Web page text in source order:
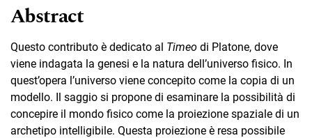
Abstract
Questo contributo è dedicato al Timeo di Platone, dove
viene indagata la genesi e la natura dell’universo fisico. In
quest’opera l’universo viene concepito come la copia di un
modello. Il saggio si propone di esaminare la possibilità di
concepire il mondo fisico come la proiezione spaziale di un
archetipo intelligibile. Questa proiezione è resa possibile